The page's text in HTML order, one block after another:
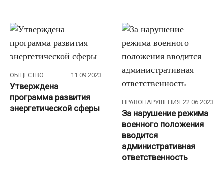
ОБЩЕСТВО 11.09.2023
Утверждена
программа развития
энергетической сферы
ПРАВОНАРУШЕНИЯ 22.06.2023
За нарушение режима
военного положения
вводится
административная
ответственность